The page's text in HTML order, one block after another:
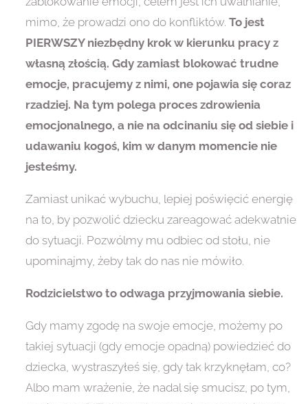
mimo, że prowadzi ono do konfliktów.To jest
PIERWSZY niezbędny krok w kierunku pracy z
własną złością. Gdy zamiast blokować trudne
emocje, pracujemy z nimi, one pojawia się coraz
rzadziej. Na tym polega proces zdrowienia
emocjonalnego, a nie na odcinaniu się od siebie i
udawaniu kogoś, kim w danym momencie nie
jesteśmy.
Zamiast unikać wybuchu, lepiej poświęcić energię
na to, by pozwolić dziecku zareagować adekwatnie
do sytuacji. Pozwólmy mu odbiec od stołu, nie
upominajmy, żeby tak do nas nie mówiło.
Rodzicielstwo to odwaga przyjmowania siebie.
Gdy mamy zgodę na swoje emocje, możemy po
takiej sytuacji (gdy emocje opadną) powiedzieć do
dziecka, wystraszyłeś się, gdy tak krzyknęłam, co?
Albo mam wrażenie, że nadal się smucisz, po tym,